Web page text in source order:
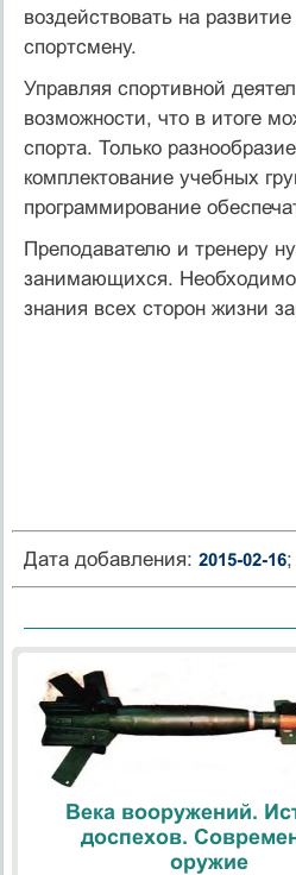
воздействовать на
спортсмену.
Управляя спортивной
возможности, что в итоге
спорта. Только
комплектование учебных
программирование
Преподавателю и тренеру
занимающихся. Необходимо
знания всех сторон жизни
Дата добавления: 2015-02-16;
Века вооружений.
доспехов.
оружие